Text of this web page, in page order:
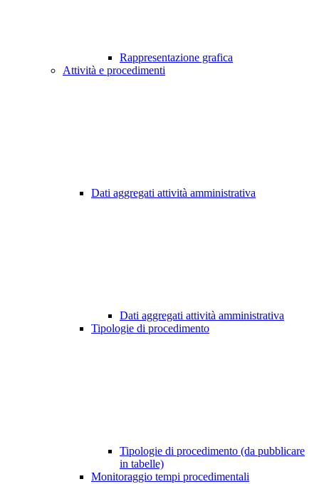
Rappresentazione grafica
Attività e procedimenti
Dati aggregati attività amministrativa
Dati aggregati attività amministrativa
Tipologie di procedimento
Tipologie di procedimento (da pubblicare
in tabelle)
Monitoraggio tempi procedimentali